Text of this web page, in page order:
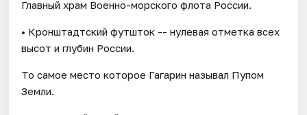
Главный храм Военно-морского флота России.
• Кронштадтский футшток -- нулевая отметка всех
высот и глубин России.
То самое место которое Гагарин называл Пупом
Земли.